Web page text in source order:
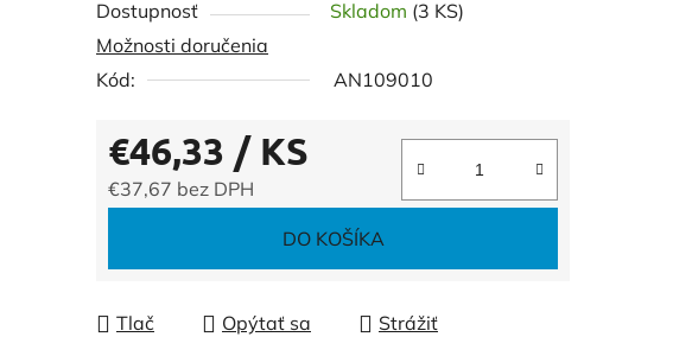
je
0,0
z
hviezdičiek.
Dostupnosť Skladom (3 KS)
Možnosti doručenia
Kód:
AN109010
€46,33 / KS
€37,67 bez DPH
DO KOŠÍKA
Tlač Opýtať sa
Strážiť